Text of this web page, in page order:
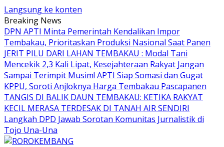
Langsung ke konten
Breaking News
DPN APTI Minta Pemerintah Kendalikan Impor
Tembakau, Prioritaskan Produksi Nasional Saat Panen
JERIT PILU DARI LAHAN TEMBAKAU ​: Modal Tani
Mencekik 2,3 Kali Lipat, Kesejahteraan Rakyat Jangan
Sampai Terimpit Musim! APTI Siap Somasi dan Gugat
KPPU, Soroti Anjloknya Harga Tembakau Pascapanen
TANGIS DI BALIK DAUN TEMBAKAU: KETIKA RAKYAT
KECIL MERASA TERDESAK DI TANAH AIR SENDIRI
Langkah DPD Jawab Sorotan Komunitas Jurnalistik di
Tojo Una-Una